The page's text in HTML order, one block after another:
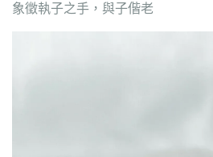
象徵執子之手，與子偕老